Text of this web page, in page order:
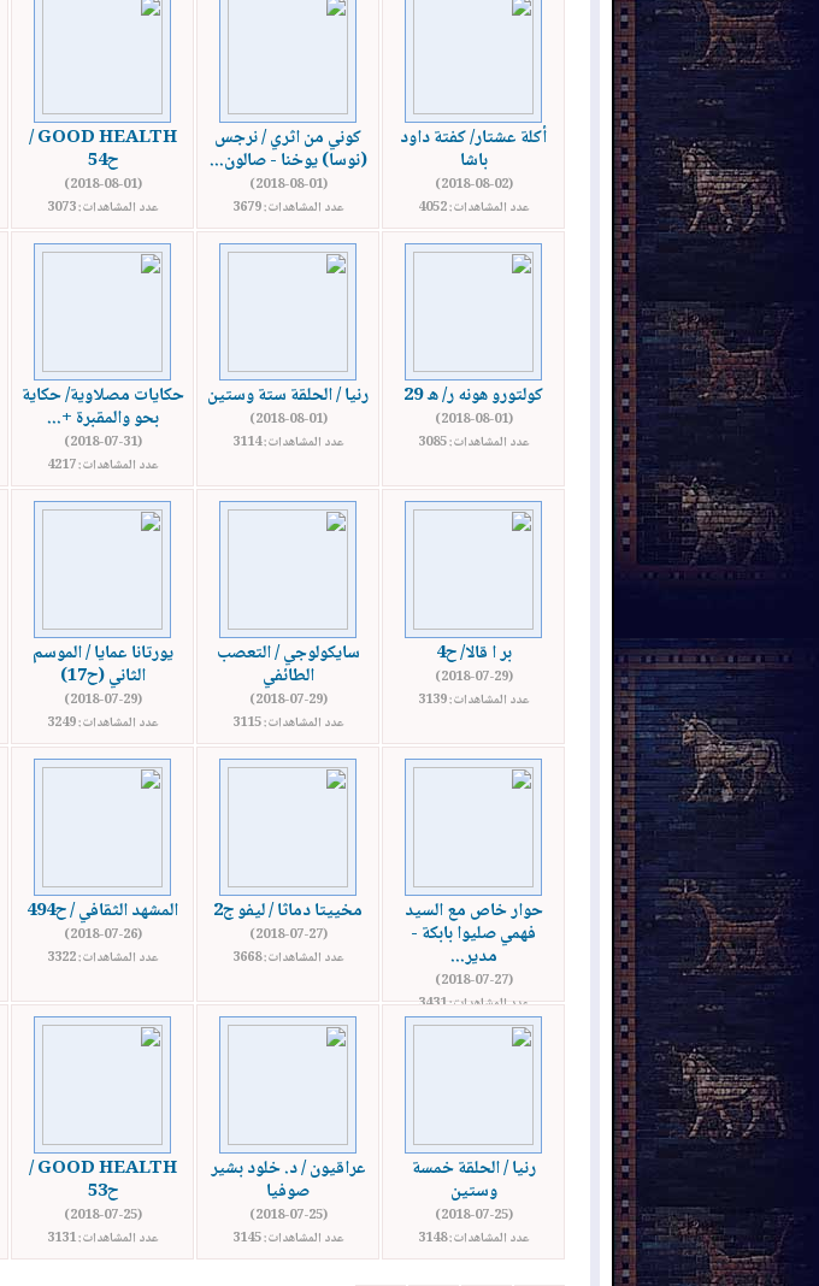
أكلة عشتار/ كفتة داود
باشا
(2018-08-02)
عدد المشاهدات: 4052
كوني من اثري / نرجس
(نوسا) يوخنا - صالون...
(2018-08-01)
عدد المشاهدات: 3679
GOOD HEALTH /
ح54
(2018-08-01)
عدد المشاهدات: 3073
كولتورو هونه ر/ ه 29
(2018-08-01)
عدد المشاهدات: 3085
رنيا / الحلقة ستة وستين
(2018-08-01)
عدد المشاهدات: 3114
حكايات مصلاوية/ حكاية
بحو والمقبرة +...
(2018-07-31)
عدد المشاهدات: 4217
بر ا قالا/ ح4
(2018-07-29)
عدد المشاهدات: 3139
سايكولوجي / التعصب
الطائفي
(2018-07-29)
عدد المشاهدات: 3115
يورتانا عمايا / الموسم
الثاني (ح17)
(2018-07-29)
عدد المشاهدات: 3249
حوار خاص مع السيد
فهمي صليوا بابكة -
مدير...
(2018-07-27)
عدد المشاهدات: 3431
مخييتا دماثا / ليفو ج2
(2018-07-27)
عدد المشاهدات: 3668
المشهد الثقافي / ح494
(2018-07-26)
عدد المشاهدات: 3322
رنيا / الحلقة خمسة
وستين
(2018-07-25)
عدد المشاهدات: 3148
عراقيون / د. خلود بشير
صوفيا
(2018-07-25)
عدد المشاهدات: 3145
GOOD HEALTH /
ح53
(2018-07-25)
عدد المشاهدات: 3131